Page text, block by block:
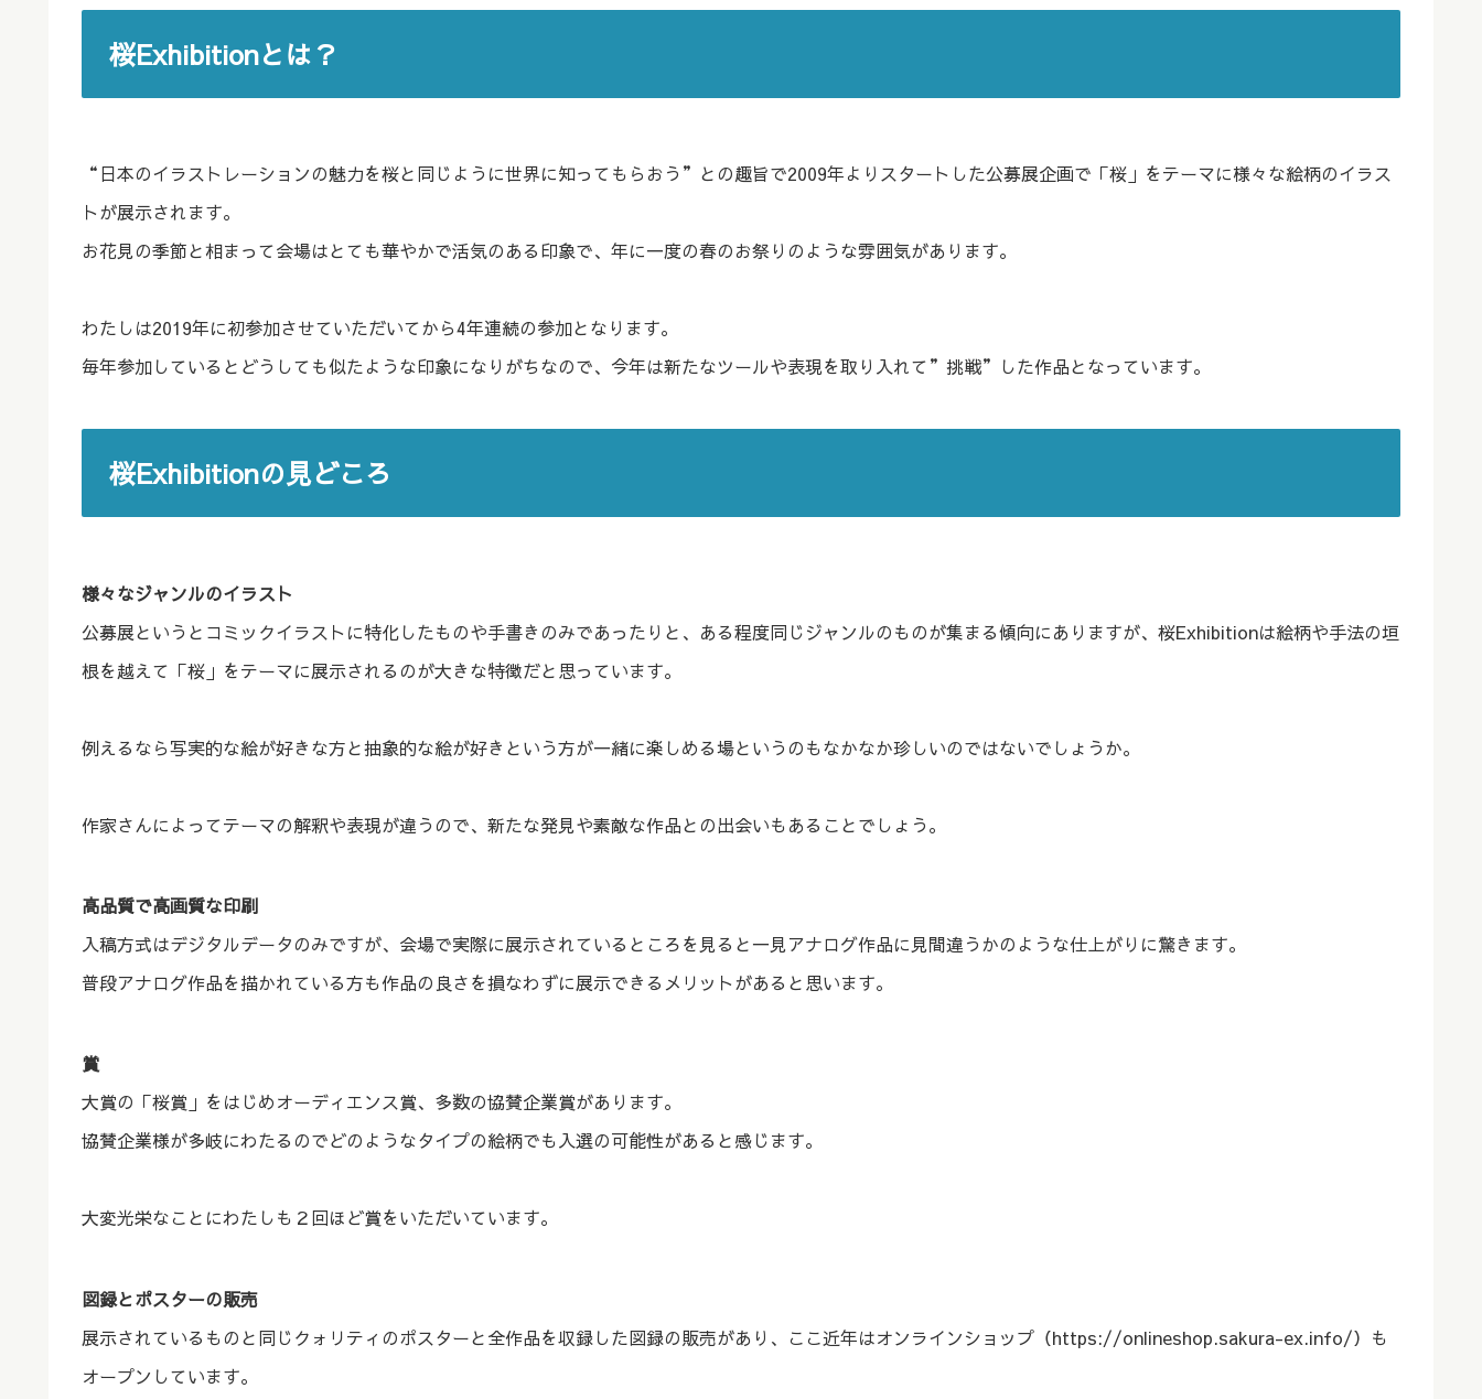
桜Exhibitionとは？
“日本のイラストレーションの魅力を桜と同じように世界に知ってもらおう”との趣旨で2009年よりスタートした公募展企画で「桜」をテーマに様々な絵柄のイラス
トが展示されます。
お花見の季節と相まって会場はとても華やかで活気のある印象で、年に一度の春のお祭りのような雰囲気があります。
わたしは2019年に初参加させていただいてから4年連続の参加となります。
毎年参加しているとどうしても似たような印象になりがちなので、今年は新たなツールや表現を取り入れて”挑戦”した作品となっています。
桜Exhibitionの見どころ
様々なジャンルのイラスト
公募展というとコミックイラストに特化したものや手書きのみであったりと、ある程度同じジャンルのものが集まる傾向にありますが、桜Exhibitionは絵柄や手法の垣
根を越えて「桜」をテーマに展示されるのが大きな特徴だと思っています。
例えるなら写実的な絵が好きな方と抽象的な絵が好きという方が一緒に楽しめる場というのもなかなか珍しいのではないでしょうか。
作家さんによってテーマの解釈や表現が違うので、新たな発見や素敵な作品との出会いもあることでしょう。
高品質で高画質な印刷
入稿方式はデジタルデータのみですが、会場で実際に展示されているところを見ると一見アナログ作品に見間違うかのような仕上がりに驚きます。
普段アナログ作品を描かれている方も作品の良さを損なわずに展示できるメリットがあると思います。
賞
大賞の「桜賞」をはじめオーディエンス賞、多数の協賛企業賞があります。
協賛企業様が多岐にわたるのでどのようなタイプの絵柄でも入選の可能性があると感じます。
大変光栄なことにわたしも２回ほど賞をいただいています。
図録とポスターの販売
展示されているものと同じクォリティのポスターと全作品を収録した図録の販売があり、ここ近年はオンラインショップ（https://onlineshop.sakura-ex.info/）も
オープンしています。